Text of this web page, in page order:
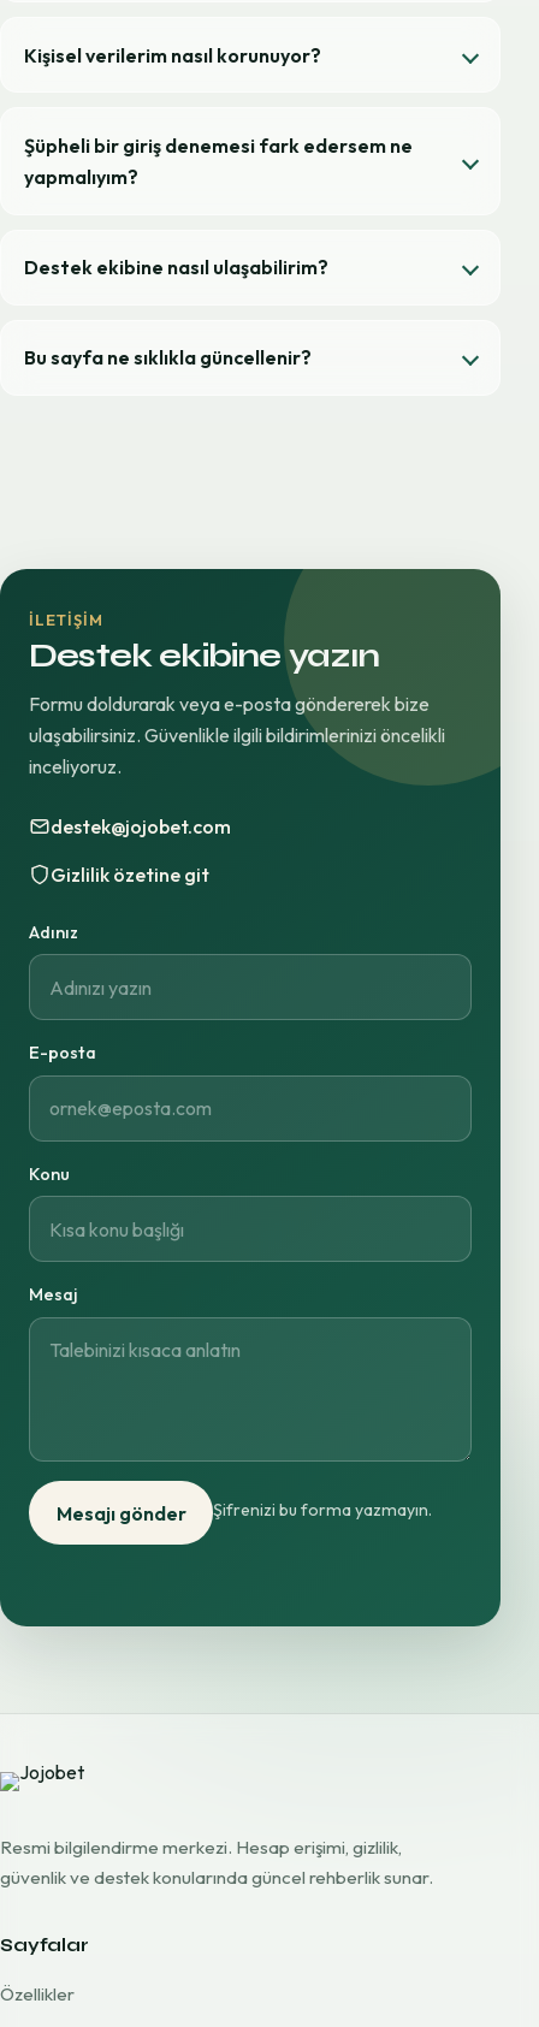
Kişisel verilerim nasıl korunuyor?
Şüpheli bir giriş denemesi fark edersem ne
yapmalıyım?
Destek ekibine nasıl ulaşabilirim?
Bu sayfa ne sıklıkla güncellenir?
İLETIŞIM
Destek ekibine yazın
Formu doldurarak veya e-posta göndererek bize
ulaşabilirsiniz. Güvenlikle ilgili bildirimlerinizi öncelikli
inceliyoruz.
destek@jojobet.com
Gizlilik özetine git
Adınız
E-posta
Konu
Mesaj
Mesajı gönder Şifrenizi bu forma yazmayın.
Resmi bilgilendirme merkezi. Hesap erişimi, gizlilik,
güvenlik ve destek konularında güncel rehberlik sunar.
Sayfalar
Özellikler